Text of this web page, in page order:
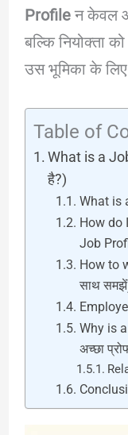
Profileन केवल
बल्कि नियोक्ता
उस भूमिका के
Table of
What is a
है?)
What is
How do
Job
How to
साथ
Why is
अच्छा